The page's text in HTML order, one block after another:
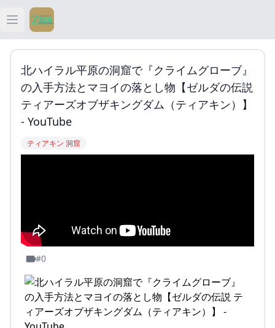
Open main menu
ティアキン
ティアキン 祠
ティアキン 武器
北ハイラル平原の洞窟で『クライムグローブ』
の入手方法とマヨイの落とし物【ゼルダの伝説
ティアーズオブザキングダム（ティアキン）】
- YouTube
ティアキン 洞窟
#0